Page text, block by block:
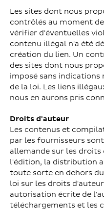
Les sites dont nous
contrôlés au moment
vérifier d'éventuelles
contenu illégal n'a été
création du lien. Un
des sites dont nous
imposé sans
de la loi. Les liens
nous en aurons pris
Droits d'auteur
Les contenus et
par les fournisseurs
allemande sur les
l'édition, la distribution
toute sorte en dehors
loi sur les droits
autorisation écrite de
téléchargements et les